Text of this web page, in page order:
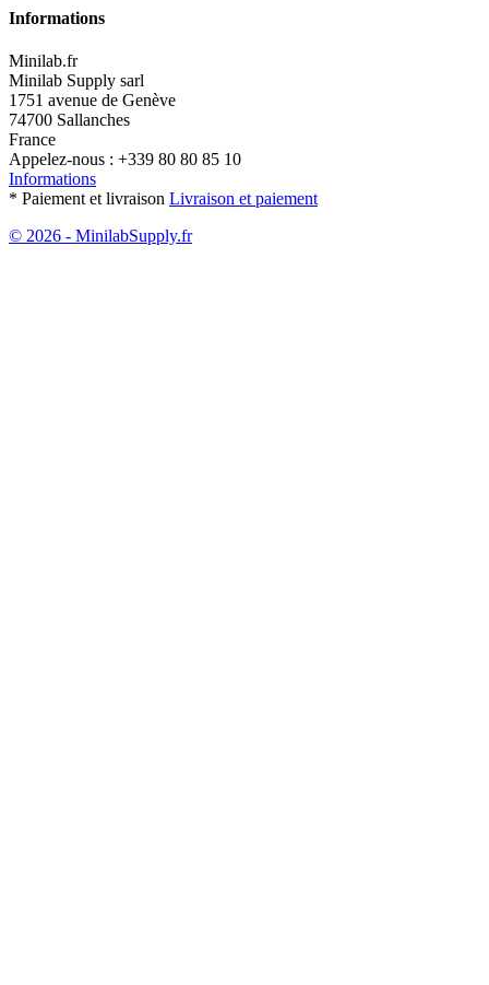
Informations
Minilab.fr
Minilab Supply sarl
1751 avenue de Genève
74700 Sallanches
France
Appelez-nous : +339 80 80 85 10
Informations
* Paiement et livraison Livraison et paiement
© 2026 - MinilabSupply.fr